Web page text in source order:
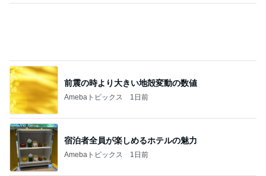
前震の時より大きい地殻変動の数値
Amebaトピックス 1日前
宿泊者全員が楽しめるホテルの魅力
Amebaトピックス 1日前